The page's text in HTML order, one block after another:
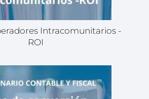
Intracomunitarios -
ROI